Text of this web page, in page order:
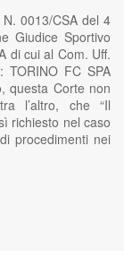
N. 0013/CSA del 4
Giudice Sportivo
di cui al Com. Uff.
TORINO FC SPA
questa Corte non
l’altro, che “Il
richiesto nel caso
procedimenti nei